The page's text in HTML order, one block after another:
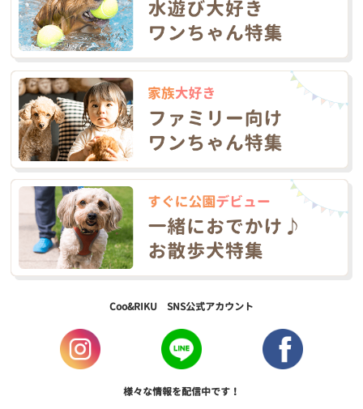
Coo&RIKU SNS公式アカウント
様々な情報を配信中です！